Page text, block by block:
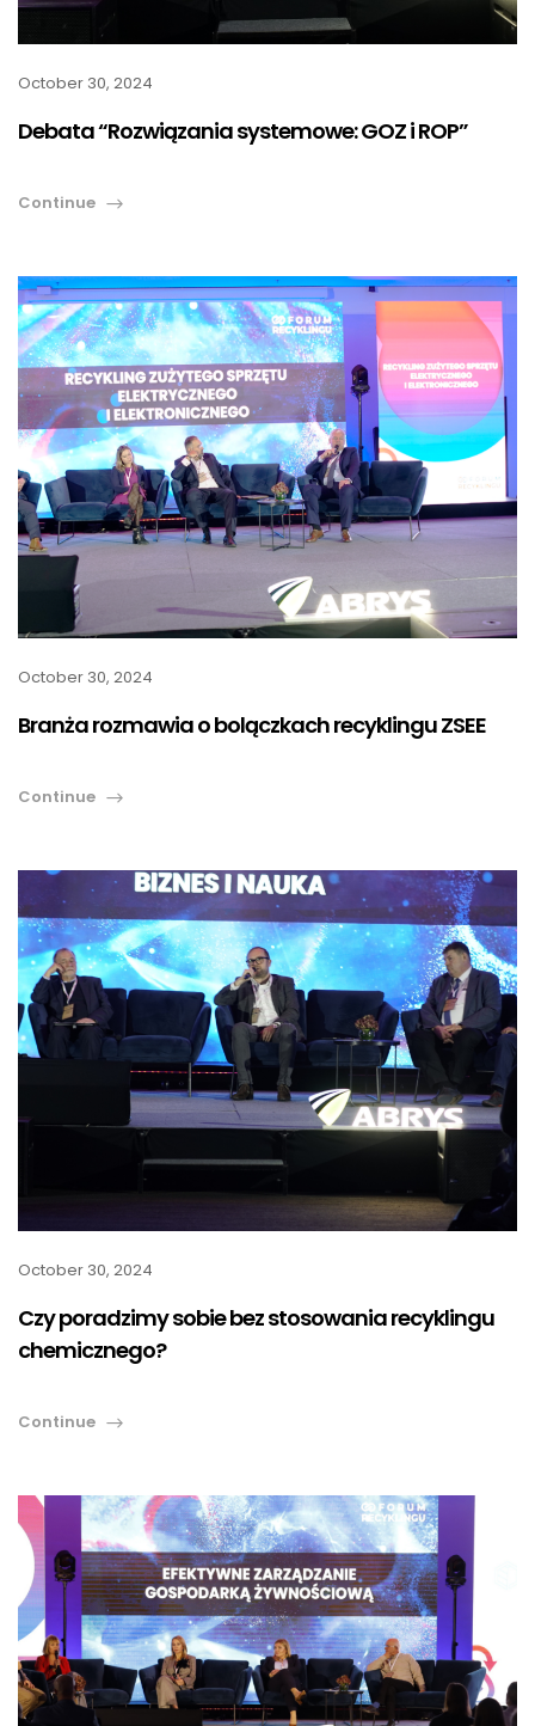
October 30, 2024
Debata “Rozwiązania systemowe: GOZ i ROP”
Continue
October 30, 2024
Branża rozmawia o bolączkach recyklingu ZSEE
Continue
October 30, 2024
Czy poradzimy sobie bez stosowania recyklingu
chemicznego?
Continue